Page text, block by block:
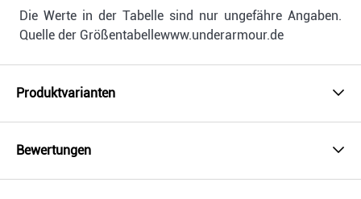
Die Werte in der Tabelle sind nur ungefähre Angaben.
Quelle der Größentabellewww.underarmour.de
Produktvarianten
Bewertungen